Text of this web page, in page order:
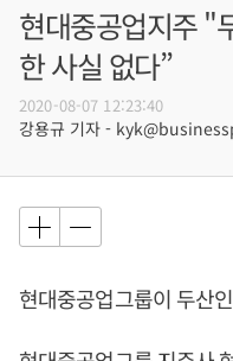
현대중공업지주 "
한 사실 없다”
2020-08-07 12:23:40
강용규 기자 -
현대중공업그룹이 두산